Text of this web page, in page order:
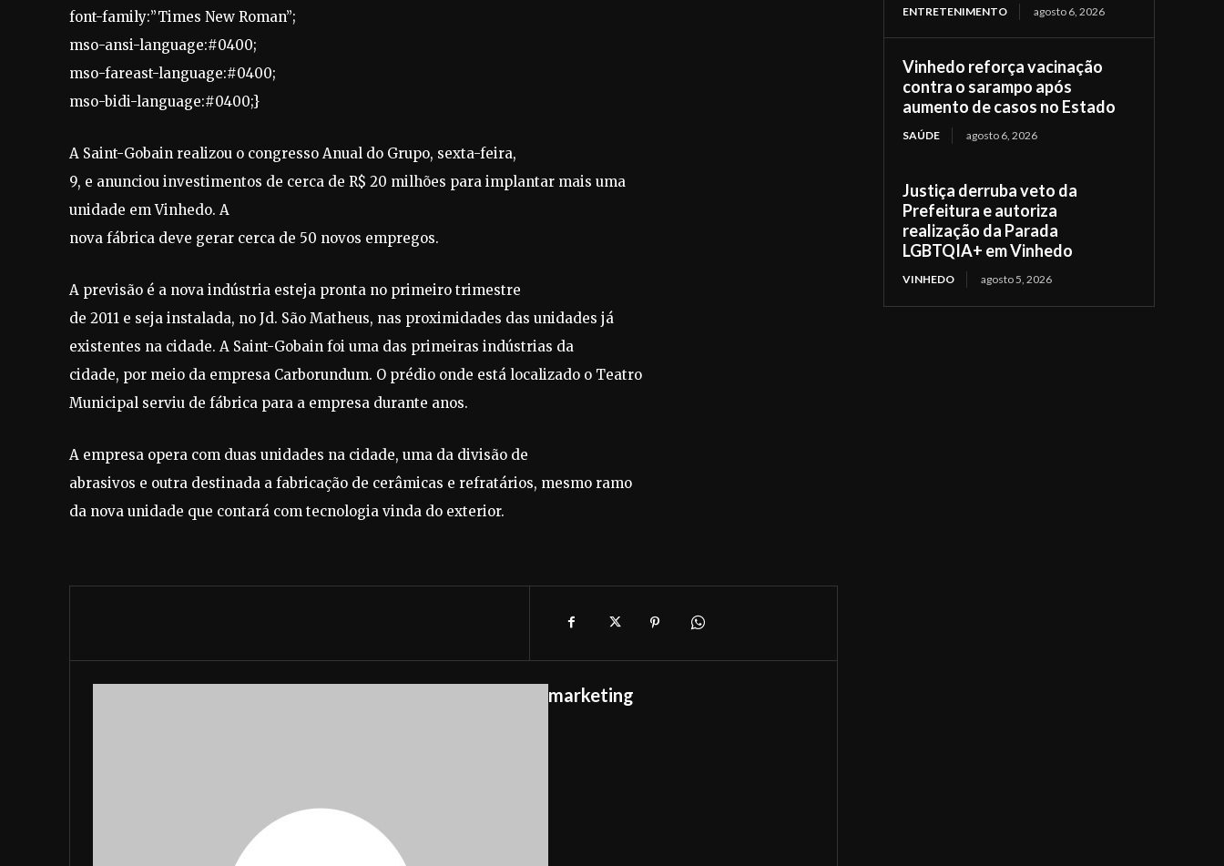
font-family:”Times New Roman”;
mso-ansi-language:#0400;
mso-fareast-language:#0400;
mso-bidi-language:#0400;}
A Saint-Gobain realizou o congresso Anual do Grupo, sexta-feira,
9, e anunciou investimentos de cerca de R$ 20 milhões para implantar mais uma
unidade em Vinhedo. A
nova fábrica deve gerar cerca de 50 novos empregos.
A previsão é a nova indústria esteja pronta no primeiro trimestre
de 2011 e seja instalada, no Jd. São Matheus, nas proximidades das unidades já
existentes na cidade. A Saint-Gobain foi uma das primeiras indústrias da
cidade, por meio da empresa Carborundum. O prédio onde está localizado o Teatro
Municipal serviu de fábrica para a empresa durante anos.
A empresa opera com duas unidades na cidade, uma da divisão de
abrasivos e outra destinada a fabricação de cerâmicas e refratários, mesmo ramo
da nova unidade que contará com tecnologia vinda do exterior.
marketing
ENTRETENIMENTO agosto 6, 2026
Vinhedo reforça vacinação
contra o sarampo após
aumento de casos no Estado
SAÚDE agosto 6, 2026
Justiça derruba veto da
Prefeitura e autoriza
realização da Parada
LGBTQIA+ em Vinhedo
VINHEDO agosto 5, 2026